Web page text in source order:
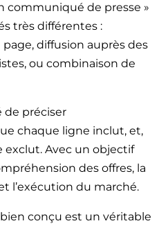
communiqué de presse »
très différentes :
diffusion auprès des
ou combinaison de
de préciser
chaque ligne inclut, et,
exclut. Avec un objectif
des offres, la
l’exécution du marché.
bien conçu est un véritable